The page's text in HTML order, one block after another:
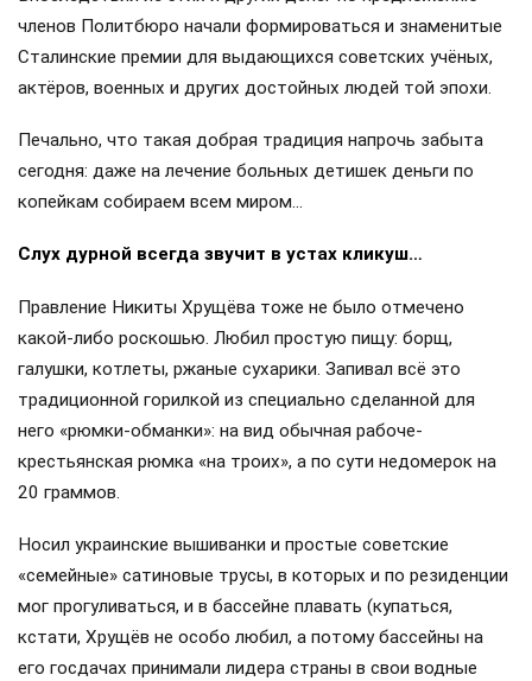
членов Политбюро начали формироваться и знаменитые
Сталинские премии для выдающихся советских учёных,
актёров, военных и других достойных людей той эпохи.
Печально, что такая добрая традиция напрочь забыта
сегодня: даже на лечение больных детишек деньги по
копейкам собираем всем миром…
Слух дурной всегда звучит в устах кликуш…
Правление Никиты Хрущёва тоже не было отмечено
какой-либо роскошью. Любил простую пищу: борщ,
галушки, котлеты, ржаные сухарики. Запивал всё это
традиционной горилкой из специально сделанной для
него «рюмки-обманки»: на вид обычная рабоче-
крестьянская рюмка «на троих», а по сути недомерок на
20 граммов.
Носил украинские вышиванки и простые советские
«семейные» сатиновые трусы, в которых и по резиденции
мог прогуливаться, и в бассейне плавать (купаться,
кстати, Хрущёв не особо любил, а потому бассейны на
его госдачах принимали лидера страны в свои водные